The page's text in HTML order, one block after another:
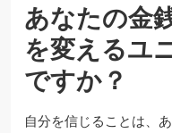
あなたの金
を変えるユ
ですか？
自分を信じることは、